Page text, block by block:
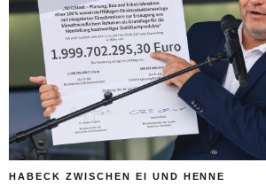
HABECK ZWISCHEN EI UND HENNE